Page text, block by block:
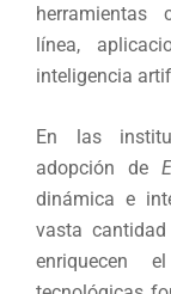
herramientas
línea,
inteligencia
En las
adopción de
dinámica e
vasta
enriquecen